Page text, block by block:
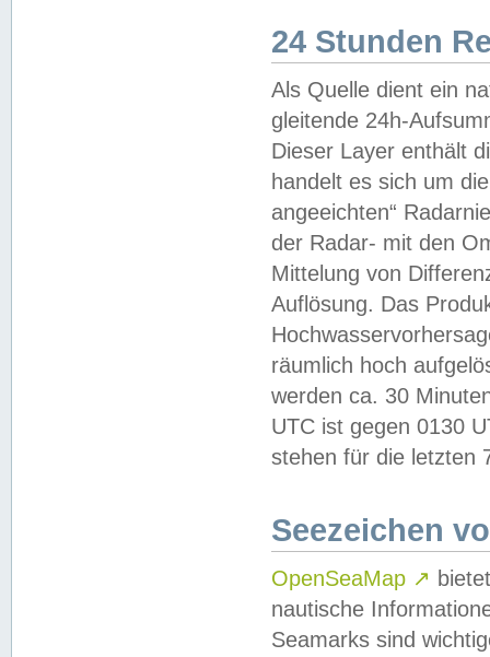
24 Stunden
Als Quelle dient ein
gleitende 24h-
Dieser Layer enthält
handelt es sich um
angeeichten“
der Radar- mit den
Mittelung von
Auflösung. Das
räumlich hoch
werden ca. 30
UTC ist gegen 0130
stehen für die letzten
Seezeichen
OpenSeaMap ↗
nautische
Seamarks sind